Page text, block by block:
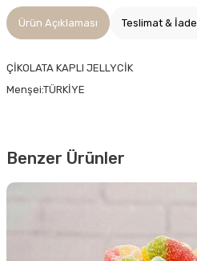
Ürün Açıklaması Teslimat & İade
ÇİKOLATA KAPLI JELLYCİK
Menşei:TÜRKİYE
Benzer Ürünler